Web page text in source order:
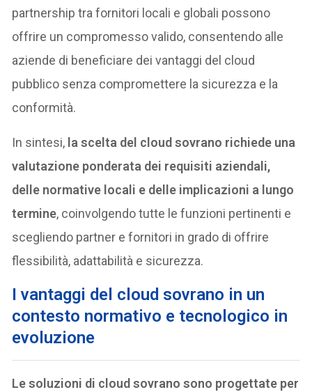
partnership tra fornitori locali e globali possono
offrire un compromesso valido, consentendo alle
aziende di beneficiare dei vantaggi del cloud
pubblico senza compromettere la sicurezza e la
conformità.
In sintesi, la scelta del cloud sovrano richiede una
valutazione ponderata dei requisiti aziendali,
delle normative locali e delle implicazioni a lungo
termine, coinvolgendo tutte le funzioni pertinenti e
scegliendo partner e fornitori in grado di offrire
flessibilità, adattabilità e sicurezza.
I vantaggi del cloud sovrano in un
contesto normativo e tecnologico in
evoluzione
Le soluzioni di cloud sovrano sono progettate per